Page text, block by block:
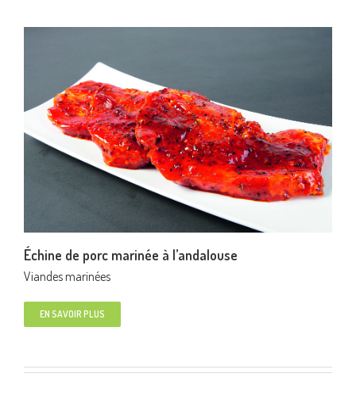
Échine de porc marinée à l’andalouse
Viandes marinées
EN SAVOIR PLUS